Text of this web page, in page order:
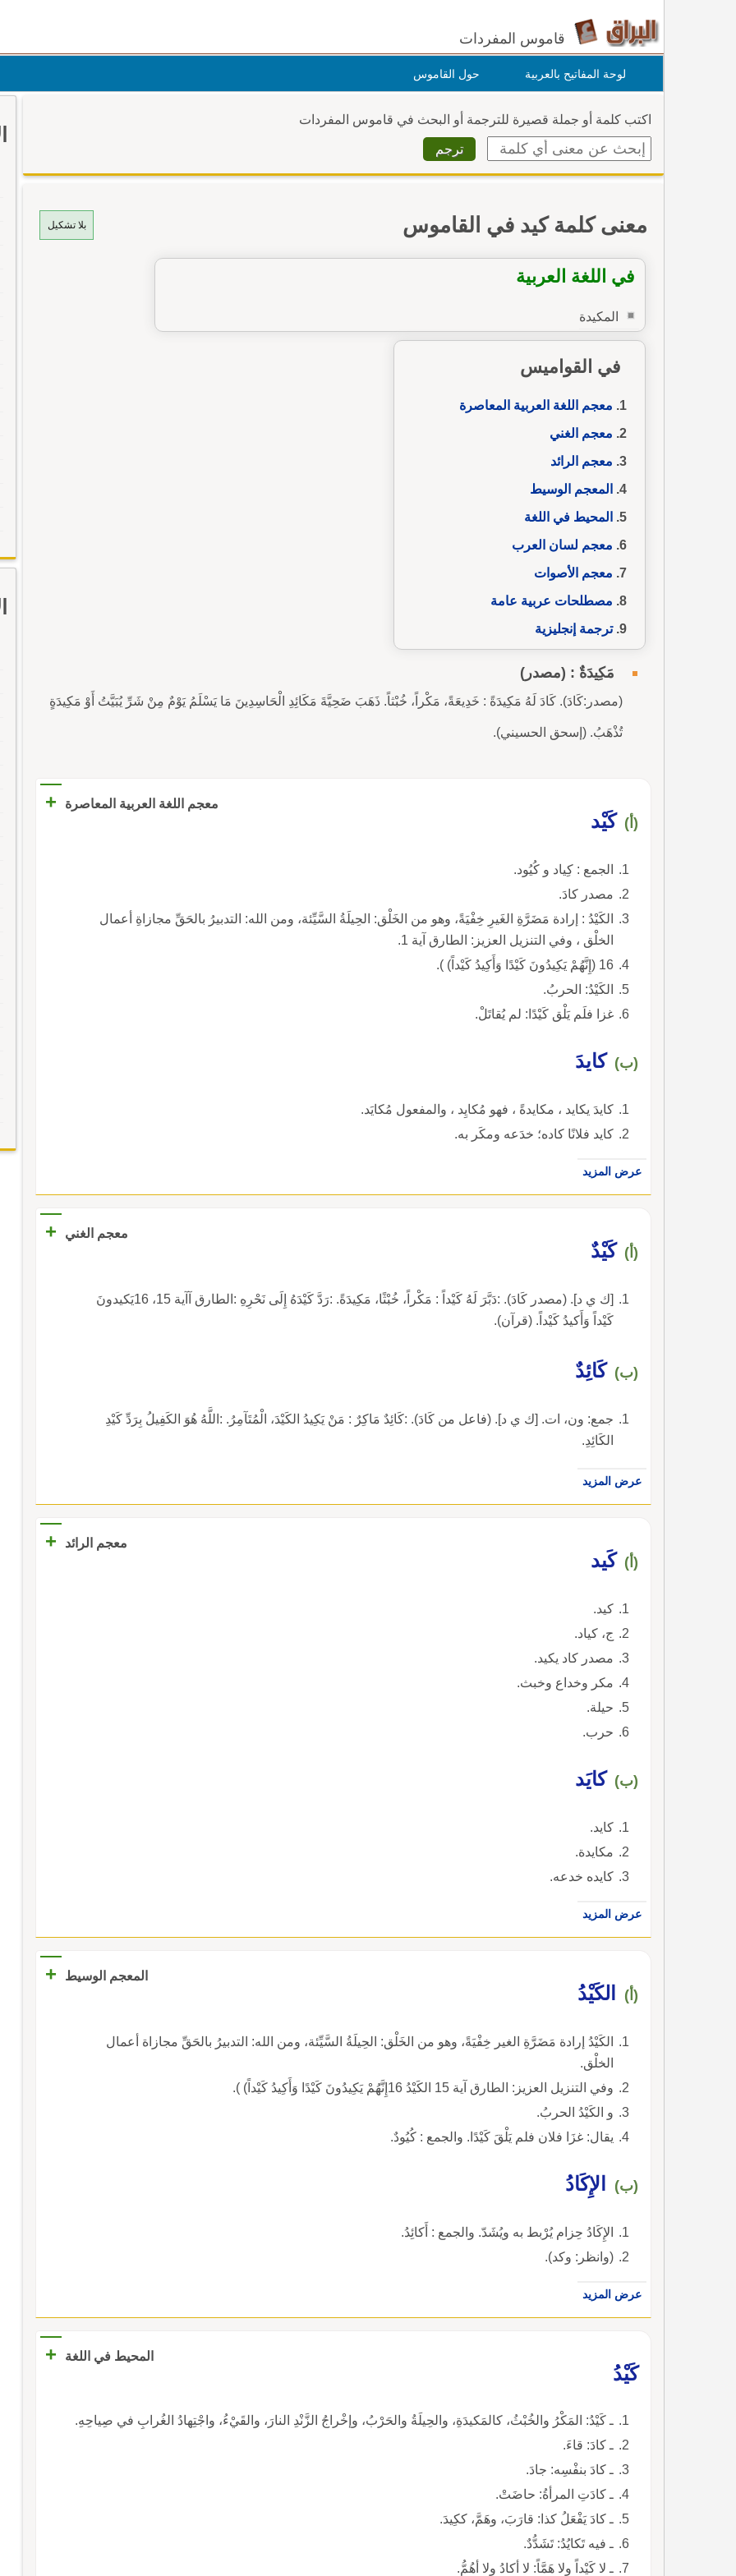
قاموس المفردات
لوحة المفاتيح بالعربية حول القاموس
اكتب كلمة أو جملة قصيرة للترجمة أو البحث في قاموس المفردات
بلا تشكيل معنى كلمة كيد في القاموس
في اللغة العربية
المكيدة
في القواميس
معجم اللغة العربية المعاصرة
معجم الغني
معجم الرائد
المعجم الوسيط
المحيط في اللغة
معجم لسان العرب
معجم الأصوات
مصطلحات عربية عامة
ترجمة إنجليزية
مَكِيدَةٌ : (مصدر)
(مصدر:كَادَ). كَادَ لَهُ مَكِيدَةً : خَدِيعَةً، مَكْراً، خُبْثاً. ذَهَبَ ضَحِيَّةَ مَكَائِدِ الْحَاسِدِينَ مَا يَسْلَمُ يَوْمٌ مِنْ شَرِّ يُبَيَّتُ أَوْ مَكِيدَةٍ
تُذْهَبُ. (إسحق الحسيني).
معجم اللغة العربية المعاصرة +
(أ) كَيْد
الجمع : كِياد و كُيُود.
مصدر كادَ.
الكَيْدُ : إرادة مَضَرَّةِ الغَيرِ خِفْيَةً، وهو من الخَلْق: الحِيلَةُ السَّيِّئة، ومن الله: التدبيرُ بالحَقِّ مجازاةِ أعمال
الخلْق ، وفي التنزيل العزيز: الطارق آية 1.
16 (إِنَّهُمْ يَكِيدُونَ كَيْدًا وَأَكِيدُ كَيْداً) ).
الكَيْدُ: الحربُ.
غزا فلَم يَلْق كَيْدًا: لم يُقاتَلْ.
(ب) كايدَ
كايدَ يكايد ، مكايدةً ، فهو مُكايِد ، والمفعول مُكايَد.
كايد فلانًا كاده؛ خدَعه ومكَر به.
عرض المزيد
معجم الغني +
(أ) كَيْدٌ
[ك ي د]. (مصدر كَادَ). :دَبَّرَ لَهُ كَيْداً : مَكْراً، خُبْثًا، مَكِيدَةً. :رَدَّ كَيْدَهُ إِلَى نَحْرِهِ :الطارق آآية 15، 16يَكيدونَ
كَيْداً وَأَكيدُ كَيْداً. (قرآن).
(ب) كَائِدٌ
جمع: ون، ات. [ك ي د]. (فاعل من كَادَ). :كَائِدٌ مَاكِرٌ : مَنْ يَكِيدُ الكَيْدَ، الْمُتَآمِرُ. :اللَّهُ هُوَ الكَفِيلُ بِرَدِّ كَيْدِ
الكَائِدِ.
عرض المزيد
معجم الرائد +
(أ) كَيد
كيد.
ج، كياد.
مصدر كاد يكيد.
مكر وخداع وخبث.
حيلة.
حرب.
(ب) كايَد
كايد.
مكايدة.
كايده خدعه.
عرض المزيد
المعجم الوسيط +
(أ) الكَيْدُ
الكَيْدُ إرادة مَضَرَّةِ الغير خِفْيَةً، وهو من الخَلْق: الحِيلَةُ السَّيِّئة، ومن الله: التدبيرُ بالحَقِّ مجازاة أعمال
الخلْق.
وفي التنزيل العزيز: الطارق آية 15 الكَيْدُ 16إِنَّهُمْ يَكِيدُونَ كَيْدًا وَأَكِيدُ كَيْداً) ).
و الكَيْدُ الحربُ.
يقال: غزَا فلان فلم يَلْقَ كَيْدًا. والجمع : كُيُودٌ.
(ب) الإِكَادُ
الإِكَادُ حِزام يُرْبط به ويُشَدّ. والجمع : أَكائِدُ.
(وانظر: وكد).
عرض المزيد
المحيط في اللغة
+
كَيْدُ
ـ كَيْدُ: المَكْرُ والخُبْثُ، كالمَكيدَةِ، والحِيلَةُ والحَرْبُ، وإخْراجُ الزَّنْدِ النارَ، والقَيْءُ، واجْتِهادُ الغُرابِ في صِياحِهِ.
ـ كادَ: قاءَ.
ـ كادَ بنفْسِه: جادَ.
ـ كادَتِ المرأةُ: حاضَتْ.
ـ كادَ يَفْعَلُ كذا: قارَبَ، وهَمَّ، ككِيدَ.
ـ فيه تَكايُدُ: تَشَدُّدٌ.
ـ لا كَيْداً ولا هَمَّاً: لا أكادُ ولا أهُمُّ.